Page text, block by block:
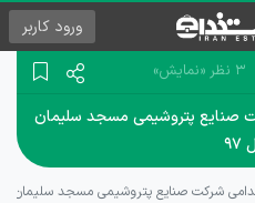
ورود کاربر
3 نظر «نمایش»
صنایع پتروشیمی مسجد سلیمان
شرکت صنایع پتروشیمی مسجد سلیمان